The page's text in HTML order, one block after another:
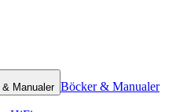
Manualer Böcker & Manualer